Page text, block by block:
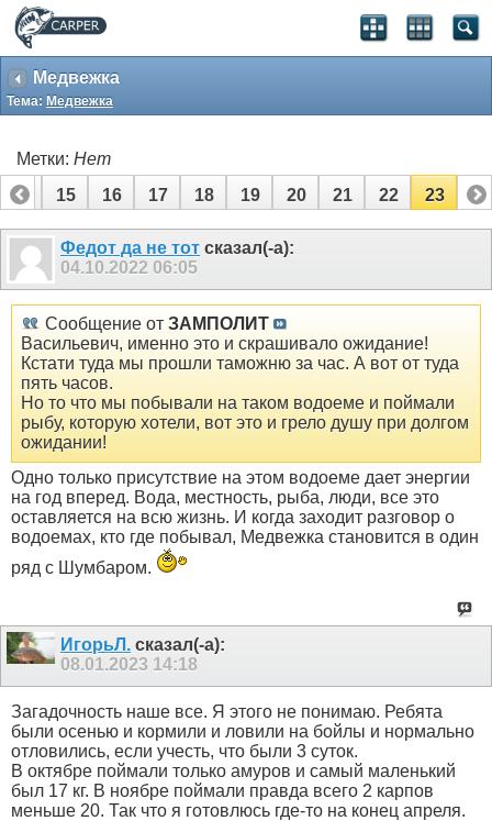
Медвежка
Тема: Медвежка
Метки: Нет
14
15 16 17 18 19 20 21 22 23
Федот да не тот сказал(-а):
04.10.2022 06:05
Сообщение от ЗАМПОЛИТ
Васильевич, именно это и скрашивало ожидание!
Кстати туда мы прошли таможню за час. А вот от туда
пять часов.
Но то что мы побывали на таком водоеме и поймали
рыбу, которую хотели, вот это и грело душу при долгом
ожидании!
Одно только присутствие на этом водоеме дает энергии
на год вперед. Вода, местность, рыба, люди, все это
оставляется на всю жизнь. И когда заходит разговор о
водоемах, кто где побывал, Медвежка становится в один
ряд с Шумбаром.
ИгорьЛ. сказал(-а):
08.01.2023 14:18
Загадочность наше все. Я этого не понимаю. Ребята
были осенью и кормили и ловили на бойлы и нормально
отловились, если учесть, что были 3 суток.
В октябре поймали только амуров и самый маленький
был 17 кг. В ноябре поймали правда всего 2 карпов
меньше 20. Так что я готовлюсь где-то на конец апреля.